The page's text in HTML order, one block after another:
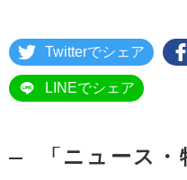
Twitterでシェア
LINEでシェア
「ニュース